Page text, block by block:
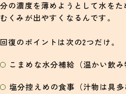
分の濃度を薄めようとして水を
むくみが出やすくなるんです。
回復のポイントは次の2つだけ。
こまめな水分補給（温かい飲
塩分控えめの食事（汁物は具